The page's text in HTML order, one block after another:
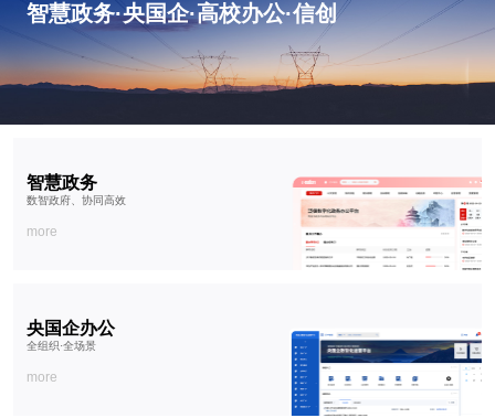
智慧政务·央国企·高校办公·信创
智慧政务
数智政府、协同高效
more
央国企办公
全组织·全场景
more